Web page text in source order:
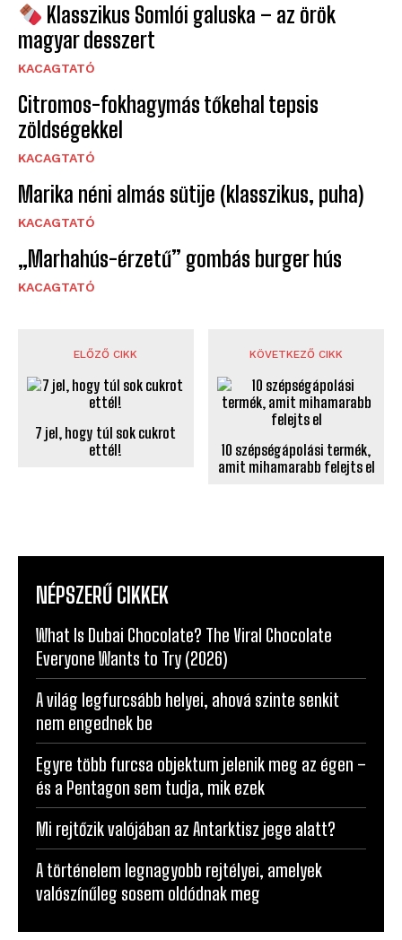
Klasszikus Somlói galuska – az örök
magyar desszert
KACAGTATÓ
Citromos-fokhagymás tőkehal tepsis
zöldségekkel
KACAGTATÓ
Marika néni almás sütije (klasszikus, puha)
KACAGTATÓ
„Marhahús-érzetű” gombás burger hús
KACAGTATÓ
ELŐZŐ CIKK
7 jel, hogy túl sok cukrot
ettél!
KÖVETKEZŐ CIKK
10 szépségápolási termék,
amit mihamarabb felejts el
NÉPSZERŰ CIKKEK
What Is Dubai Chocolate? The Viral Chocolate
Everyone Wants to Try (2026)
A világ legfurcsább helyei, ahová szinte senkit
nem engednek be
Egyre több furcsa objektum jelenik meg az égen –
és a Pentagon sem tudja, mik ezek
Mi rejtőzik valójában az Antarktisz jege alatt?
A történelem legnagyobb rejtélyei, amelyek
valószínűleg sosem oldódnak meg